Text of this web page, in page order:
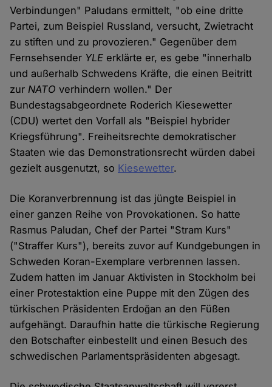
Verbindungen" Paludans ermittelt, "ob eine dritte
Partei, zum Beispiel Russland, versucht, Zwietracht
zu stiften und zu provozieren." Gegenüber dem
Fernsehsender YLE erklärte er, es gebe "innerhalb
und außerhalb Schwedens Kräfte, die einen Beitritt
zurNATO verhindern wollen." Der
Bundestagsabgeordnete Roderich Kiesewetter
(CDU) wertet den Vorfall als "Beispiel hybrider
Kriegsführung". Freiheitsrechte demokratischer
Staaten wie das Demonstrationsrecht würden dabei
gezielt ausgenutzt, so Kiesewetter.
Die Koranverbrennung ist das jüngte Beispiel in
einer ganzen Reihe von Provokationen. So hatte
Rasmus Paludan, Chef der Partei "Stram Kurs"
("Straffer Kurs"), bereits zuvor auf Kundgebungen in
Schweden Koran-Exemplare verbrennen lassen.
Zudem hatten im Januar Aktivisten in Stockholm bei
einer Protestaktion eine Puppe mit den Zügen des
türkischen Präsidenten Erdoğan an den Füßen
aufgehängt. Daraufhin hatte die türkische Regierung
den Botschafter einbestellt und einen Besuch des
schwedischen Parlamentspräsidenten abgesagt.